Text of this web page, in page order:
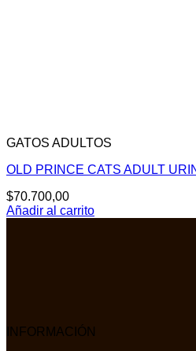
GATOS ADULTOS
OLD PRINCE CATS ADULT
$70.700,00
Añadir al carrito
INFORMACIÓN